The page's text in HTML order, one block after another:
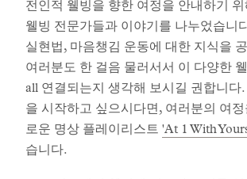
전인적 웰빙을 향한 여정을 안내하기
웰빙 전문가들과 이야기를 나누었습니
실현법, 마음챙김 운동에 대한 지식을
여러분도 한 걸음 물러서서 이 다양한
all 연결되는지 생각해 보시길 권합니다
을 시작하고 싶으시다면, 여러분의 여
로운 명상 플레이리스트 'At 1 With
습니다.